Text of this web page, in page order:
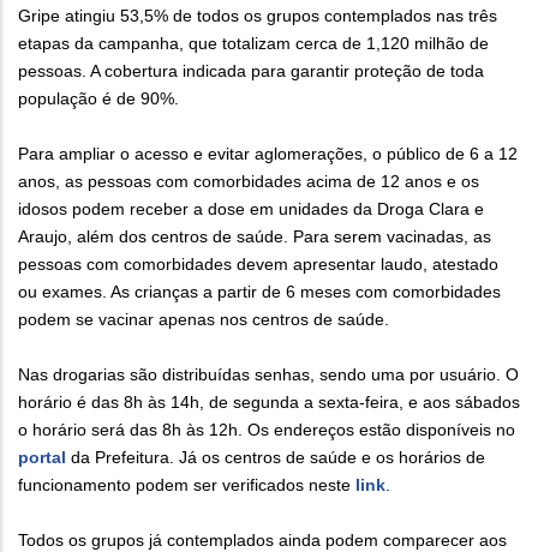
Gripe atingiu 53,5% de todos os grupos contemplados nas três
etapas da campanha, que totalizam cerca de 1,120 milhão de
pessoas. A cobertura indicada para garantir proteção de toda
população é de 90%.
Para ampliar o acesso e evitar aglomerações, o público de 6 a 12
anos, as pessoas com comorbidades acima de 12 anos e os
idosos podem receber a dose em unidades da Droga Clara e
Araujo, além dos centros de saúde. Para serem vacinadas, as
pessoas com comorbidades devem apresentar laudo, atestado
ou exames. As crianças a partir de 6 meses com comorbidades
podem se vacinar apenas nos centros de saúde.
Nas drogarias são distribuídas senhas, sendo uma por usuário. O
horário é das 8h às 14h, de segunda a sexta-feira, e aos sábados
o horário será das 8h às 12h. Os endereços estão disponíveis no
portal da Prefeitura. Já os centros de saúde e os horários de
funcionamento podem ser verificados neste link.
Todos os grupos já contemplados ainda podem comparecer aos